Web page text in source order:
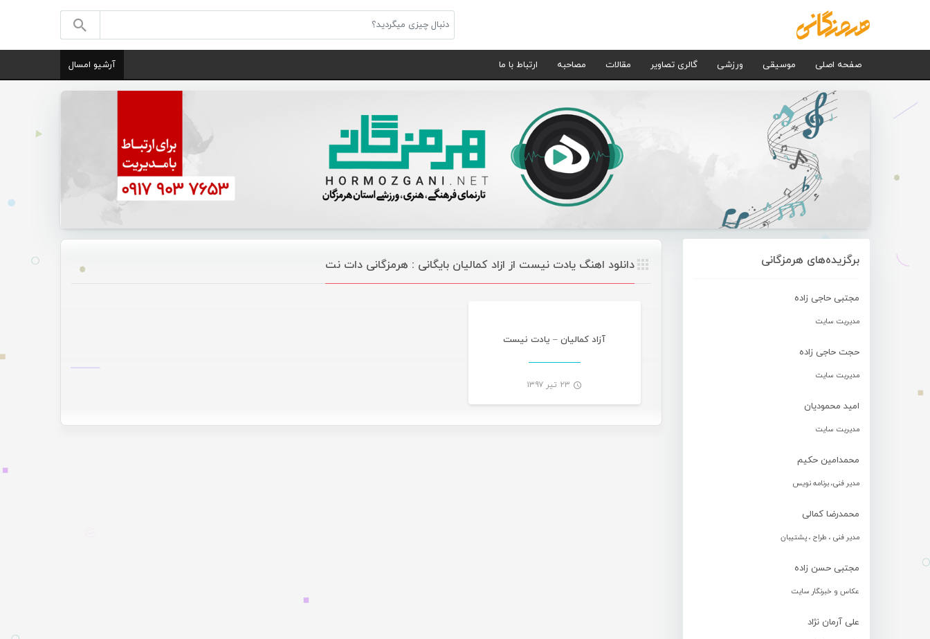
صفحه اصلی موسیقی ورزشی گالری تصاویر مقالات مصاحبه ارتباط با ما آرشیو امسال
برگزیده‌های هرمزگانی
مجتبی حاجی زاده
مدیریت سایت
حجت حاجی زاده
مدیریت سایت
امید محمودیان
مدیریت سایت
محمدامین حکیم
مدیر فنی، برنامه نویس
محمدرضا کمالی
مدیر فنی ، طراح ، پشتیبان
مجتبی حسن زاده
عکاس و خبرنگار سایت
علی آرمان نژاد
دانلود اهنگ یادت نیست از ازاد کمالیان بایگانی : هرمزگانی دات نت
آزاد کمالیان – یادت نیست
۲۳ تیر ۱۳۹۷